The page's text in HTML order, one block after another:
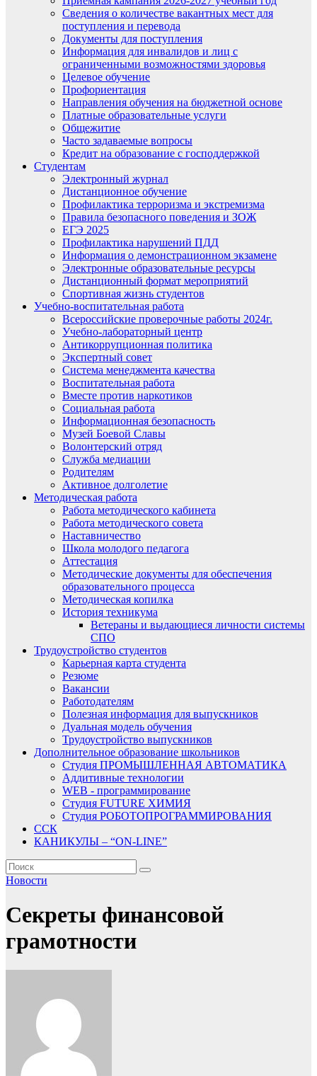
Сведения о количестве вакантных мест для
поступления и перевода
Документы для поступления
Информация для инвалидов и лиц с
ограниченными возможностями здоровья
Целевое обучение
Профориентация
Направления обучения на бюджетной основе
Платные образовательные услуги
Общежитие
Часто задаваемые вопросы
Кредит на образование с господдержкой
Студентам
Электронный журнал
Дистанционное обучение
Профилактика терроризма и экстремизма
Правила безопасного поведения и ЗОЖ
ЕГЭ 2025
Профилактика нарушений ПДД
Информация о демонстрационном экзамене
Электронные образовательные ресурсы
Дистанционный формат мероприятий
Спортивная жизнь студентов
Учебно-воспитательная работа
Всероссийские проверочные работы 2024г.
Учебно-лабораторный центр
Антикоррупционная политика
Экспертный совет
Система менеджмента качества
Воспитательная работа
Вместе против наркотиков
Социальная работа
Информационная безопасность
Музей Боевой Славы
Волонтерский отряд
Служба медиации
Родителям
Активное долголетие
Методическая работа
Работа методического кабинета
Работа методического совета
Наставничество
Школа молодого педагога
Аттестация
Методические документы для обеспечения
образовательного процесса
Методическая копилка
История техникума
Ветераны и выдающиеся личности системы
СПО
Трудоустройство студентов
Карьерная карта студента
Резюме
Вакансии
Работодателям
Полезная информация для выпускников
Дуальная модель обучения
Трудоустройство выпускников
Дополнительное образование школьников
Студия ПРОМЫШЛЕННАЯ АВТОМАТИКА
Аддитивные технологии
WEB - программирование
Студия FUTURE ХИМИЯ
Студия РОБОТОПРОГРАММИРОВАНИЯ
ССК
КАНИКУЛЫ – “ON-LINE”
Новости
Секреты финансовой
грамотности